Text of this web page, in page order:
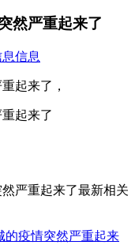
然严重起来了
信息
起来了，
起来了
严重起来了最新相关
的疫情突然严重起来